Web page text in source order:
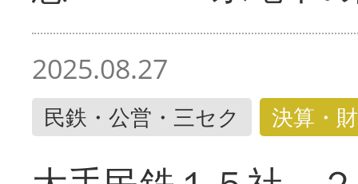
2025.08.27
民鉄・公営・三セク 決算・